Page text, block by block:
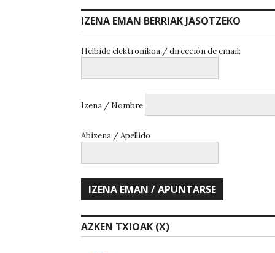
IZENA EMAN BERRIAK JASOTZEKO
Helbide elektronikoa / dirección de email:
Izena / Nombre
Abizena / Apellido
AZKEN TXIOAK (X)